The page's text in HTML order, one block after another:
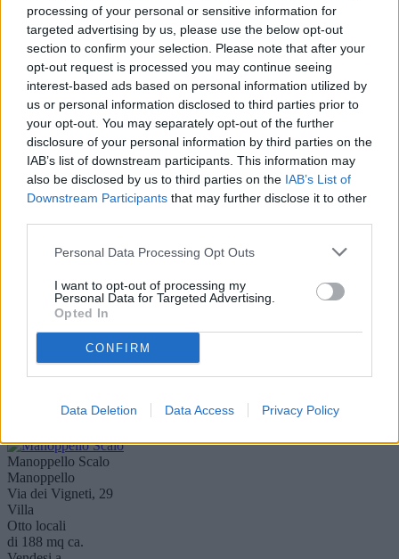
processing of your personal or sensitive information for
targeted advertising by us, please use the below opt-out
section to confirm your selection. Please note that after your
opt-out request is processed you may continue seeing
interest-based ads based on personal information utilized by
us or personal information disclosed to third parties prior to
your opt-out. You may separately opt-out of the further
disclosure of your personal information by third parties on the
IAB’s list of downstream participants. This information may
also be disclosed by us to third parties on the IAB’s List of
Downstream Participants that may further disclose it to other
Personal Data Processing Opt Outs
I want to opt-out of processing my
Personal Data for Targeted Advertising.
Opted In
CONFIRM
Data Deletion Data Access Privacy Policy
Manoppello Scalo
Manoppello
Via Parco Nazionale D'Abruzzo, 10
Villa
Plurilocale
Vendesi a
180.000 €
**Splendida Villa Singola con Vista Panoramica in Vendita**
Scopri questa magnifica villa singola situata in una posizione rialzata
e panor..
Visualizza dettaglio
Capannone industriale
Trilocale
di 500 mq ca.
Affittasi a
rif. MAN-1805 : in posizione particolarmente strategica, a
Visualizza dettaglio
Manoppello Scalo
Manoppello
Via dei Vigneti, 29
Villa
Otto locali
di 188 mq ca.